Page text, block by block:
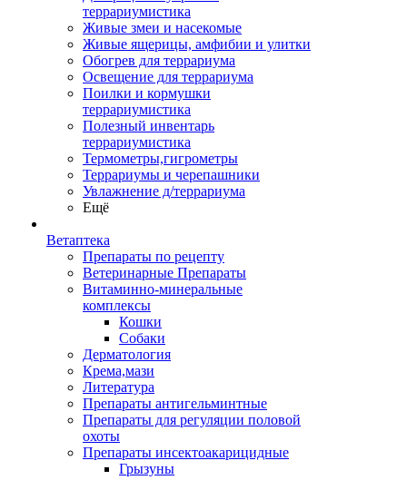
террариумистика
Живые змеи и насекомые
Живые ящерицы, амфибии и улитки
Обогрев для террариума
Освещение для террариума
Поилки и кормушки
террариумистика
Полезный инвентарь
террариумистика
Термометры,гигрометры
Террариумы и черепашники
Увлажнение д/террариума
Ещё
Ветаптека
Препараты по рецепту
Ветеринарные Препараты
Витаминно-минеральные
комплексы
Кошки
Собаки
Дерматология
Крема,мази
Литература
Препараты антигельминтные
Препараты для регуляции половой
охоты
Препараты инсектоакарицидные
Грызуны